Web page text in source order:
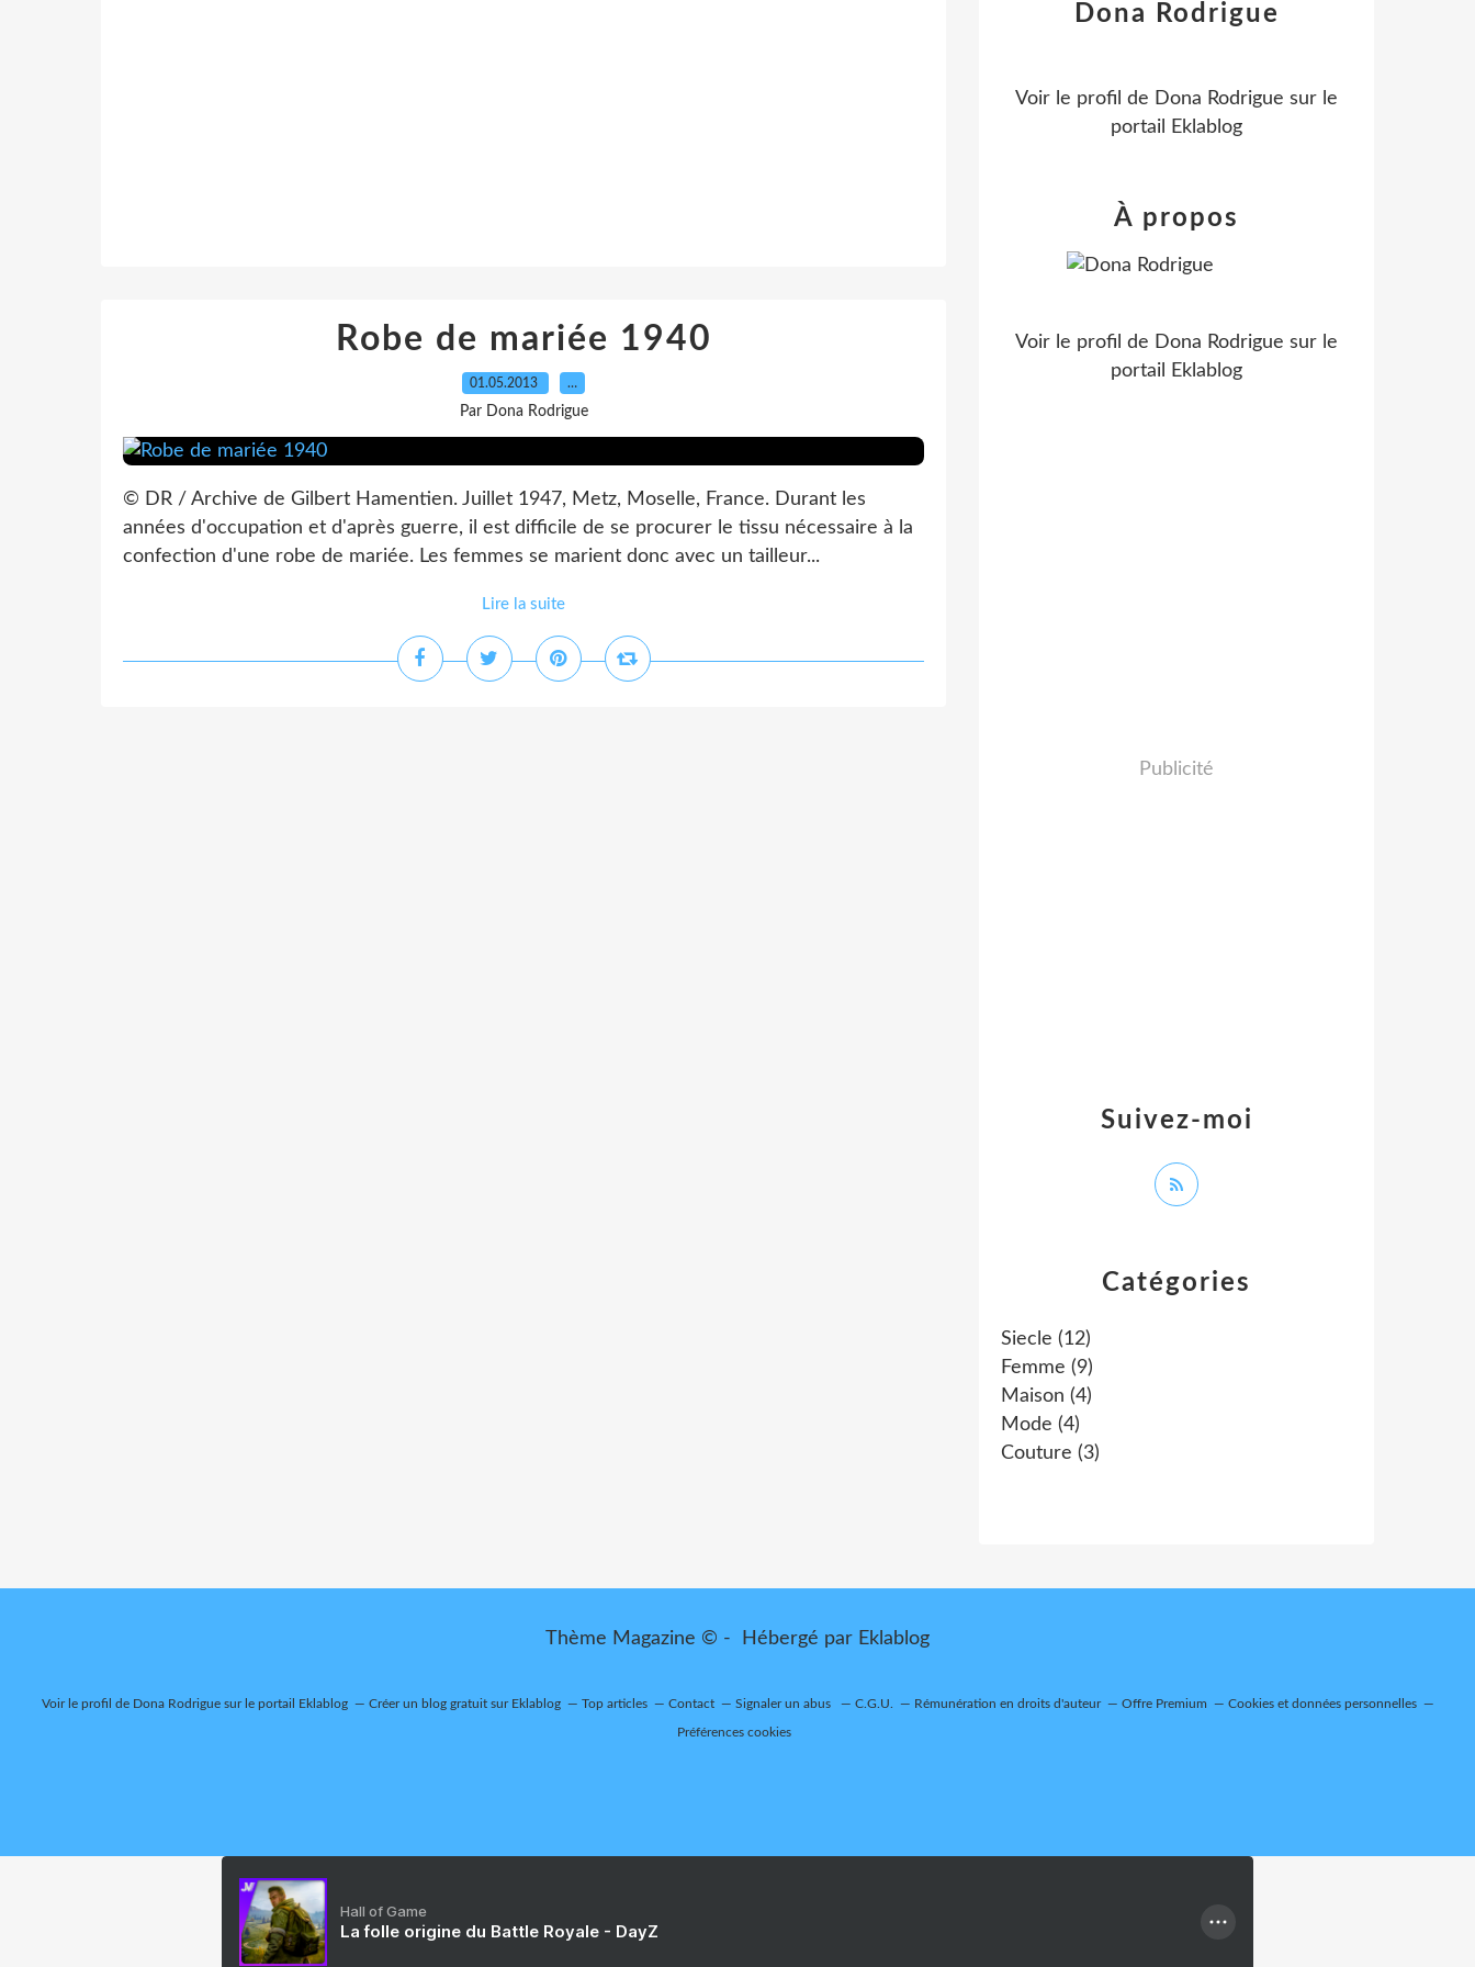
Robe de mariée 1940
01.05.2013 …
Par Dona Rodrigue
© DR / Archive de Gilbert Hamentien. Juillet 1947, Metz, Moselle, France. Durant les
années d'occupation et d'après guerre, il est difficile de se procurer le tissu nécessaire à la
confection d'une robe de mariée. Les femmes se marient donc avec un tailleur...
Lire la suite
Catégories
Siecle (12)
Femme (9)
Maison (4)
Mode (4)
Couture (3)
Dona Rodrigue
Voir le profil de Dona Rodrigue sur le
portail Eklablog
Suivez-moi
À propos
Voir le profil de Dona Rodrigue sur le
portail Eklablog
Publicité
Thème Magazine © - Hébergé par Eklablog
Voir le profil de Dona Rodriguesur le portail Eklablog Créer un blog gratuit sur Eklablog Top articles Contact Signaler un abus C.G.U. Rémunération en droits d'auteur Offre Premium Cookies et données personnelles
Préférences cookies
Hall of Game
La folle origine du Battle Royale - DayZ